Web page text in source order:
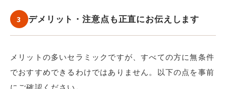
3 デメリット・注意点も正直にお伝えします
メリットの多いセラミックですが、すべての方に無条件
でおすすめできるわけではありません。以下の点を事前